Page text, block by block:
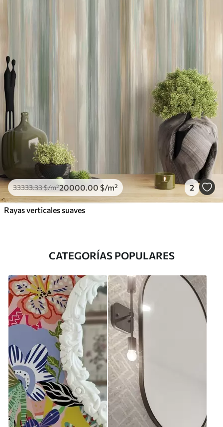
33333.33$/m²20000.00 $/m² 2
Rayas verticales suaves
CATEGORÍAS POPULARES